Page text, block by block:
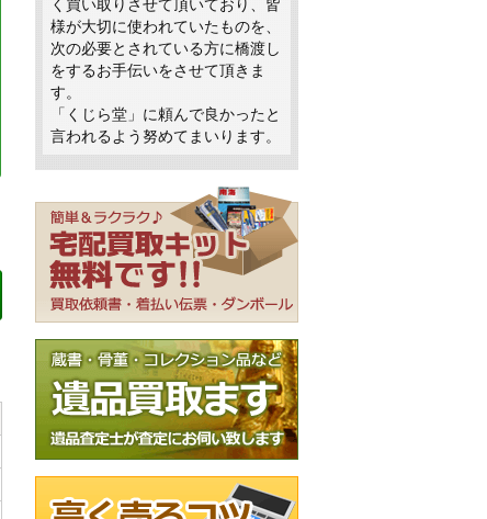
く買い取りさせて頂いており、皆
様が大切に使われていたものを、
次の必要とされている方に橋渡し
をするお手伝いをさせて頂きま
す。
「くじら堂」に頼んで良かったと
言われるよう努めてまいります。